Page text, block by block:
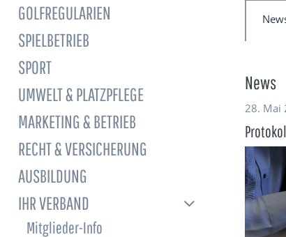
GOLFREGULARIEN
SPIELBETRIEB
SPORT
UMWELT & PLATZPFLEGE
MARKETING & BETRIEB
RECHT & VERSICHERUNG
AUSBILDUNG
IHR VERBAND
Mitglieder-Info
News
28. Mai